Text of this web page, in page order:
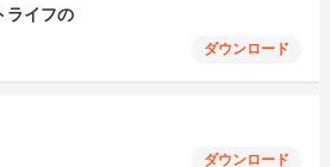
ライフの
ダウンロード
ダウンロード